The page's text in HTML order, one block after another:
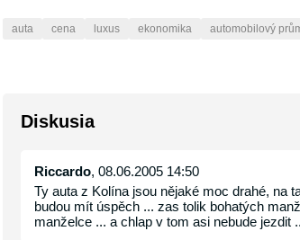
auta cena luxus ekonomika automobilový
Diskusia
Riccardo, 08.06.2005 14:50
Ty auta z Kolína jsou nějaké moc drahé, na
budou mít úspěch ... zas tolik bohatých
manželce ... a chlap v tom asi nebude jezdit